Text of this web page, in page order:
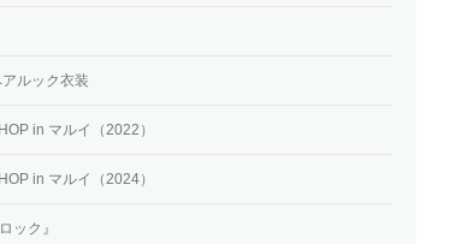
ルック衣装
in マルイ（2022）
in マルイ（2024）
ック』